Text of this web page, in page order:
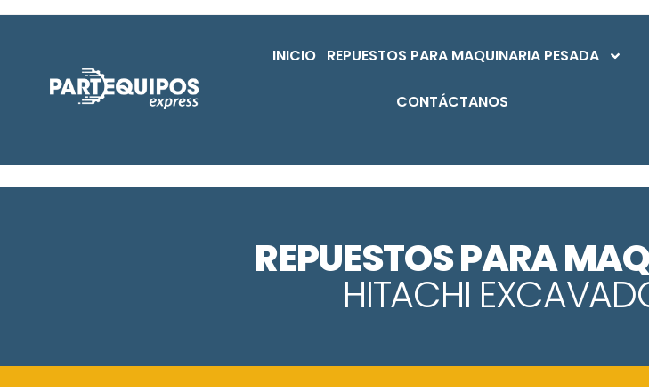
INICIO REPUESTOS PARA MAQUINARIA PESADA
CONTÁCTANOS
REPUESTOS PARA
HITACHI